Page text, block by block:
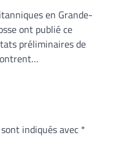
en Grande-
ont publié ce
préliminaires de
indiqués avec *